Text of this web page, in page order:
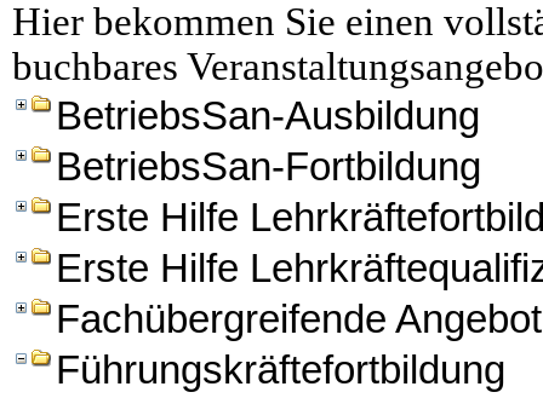
Hier bekommen Sie einen
buchbares
BetriebsSan-Ausbildung
BetriebsSan-Fortbildung
Erste Hilfe
Erste Hilfe
Fachübergreifende
Führungskräftefortbildung